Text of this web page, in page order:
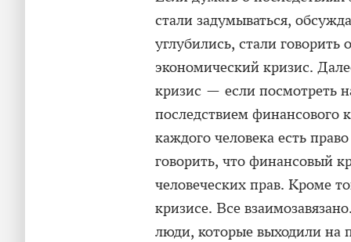
стали задумываться,
углубились, стали
экономический кризис.
кризис — если посмотреть
последствием финансового
каждого человека есть
говорить, что финансовый
человеческих прав. Кроме
кризисе. Все
люди, которые выходили на